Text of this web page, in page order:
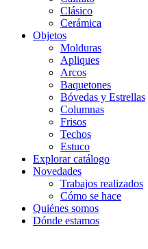
Clásico
Cerámica
Objetos
Molduras
Apliques
Arcos
Baquetones
Bóvedas y Estrellas
Columnas
Frisos
Techos
Estuco
Explorar catálogo
Novedades
Trabajos realizados
Cómo se hace
Quiénes somos
Dónde estamos